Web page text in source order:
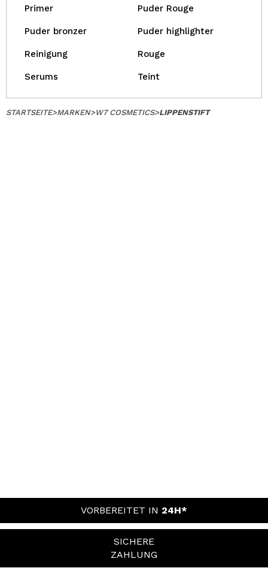
Primer Puder Rouge
Puder bronzer Puder highlighter
Reinigung Rouge
Serums Teint
STARTSEITE>MARKEN>W7 COSMETICS>LIPPENSTIFT
VORBEREITET IN 24H*
SICHERE
ZAHLUNG